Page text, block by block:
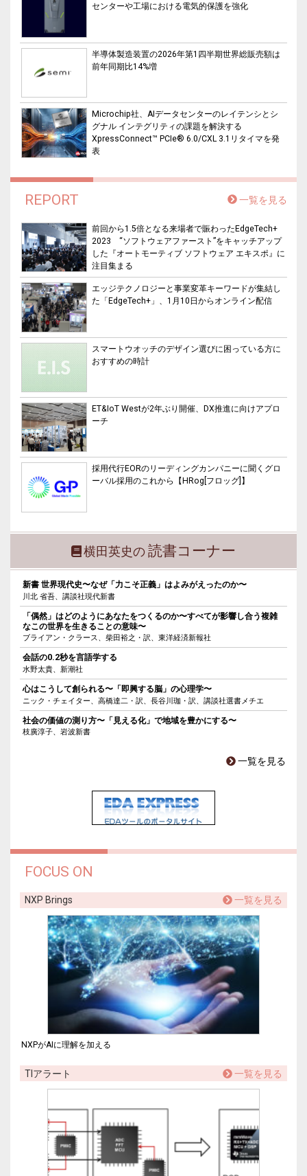
センターや工場における電気的保護を強化
半導体製造装置の2026年第1四半期世界総販売額は
前年同期比14%増
Microchip社、AIデータセンターのレイテンシとシ
グナル インテグリティの課題を解決する
XpressConnect™ PCIe® 6.0/CXL 3.1リタイマを発
表
REPORT 一覧を見る
前回から1.5倍となる来場者で賑わったEdgeTech+
2023 “ソフトウェアファースト”をキャッチアップ
した『オートモーティブ ソフトウェア エキスポ』に
注目集まる
エッジテクノロジーと事業変革キーワードが集結し
た「EdgeTech+」、1月10日からオンライン配信
スマートウオッチのデザイン選びに困っている方に
おすすめの時計
ET&IoT Westが2年ぶり開催、DX推進に向けアプロ
ーチ
採用代行EORのリーディングカンパニーに聞くグロ
ーバル採用のこれから【HRog[フロッグ]】
横田英史の読書コーナー
新書 世界現代史〜なぜ「力こそ正義」はよみがえったのか〜
川北 省吾、講談社現代新書
「偶然」はどのようにあなたをつくるのか〜すべてが影響し合う複雑
なこの世界を生きることの意味〜
ブライアン・クラース、柴田裕之・訳、東洋経済新報社
会話の0.2秒を言語学する
水野太貴、新潮社
心はこうして創られる〜「即興する脳」の心理学〜
ニック・チェイター、高橋達二・訳、長谷川珈・訳、講談社選書メチエ
社会の価値の測り方〜「見える化」で地域を豊かにする〜
枝廣淳子、岩波新書
一覧を見る
FOCUS ON
NXP Brings 一覧を見る
NXPがAIに理解を加える
TIアラート 一覧を見る